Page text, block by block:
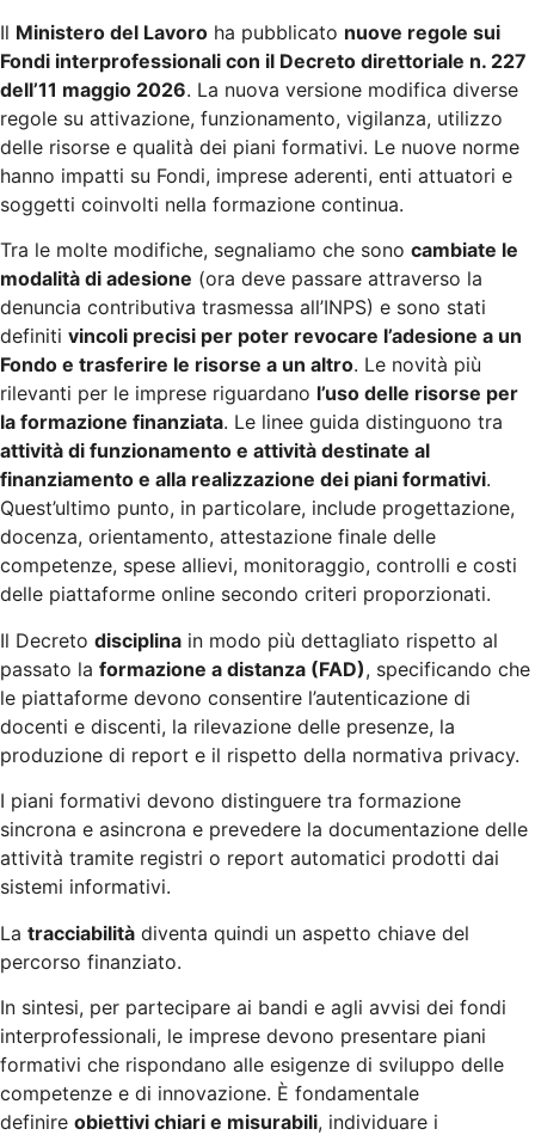
Il Ministero del Lavoro ha pubblicato nuove regole sui
Fondi interprofessionali con il Decreto direttoriale n. 227
dell’11 maggio 2026. La nuova versione modifica diverse
regole su attivazione, funzionamento, vigilanza, utilizzo
delle risorse e qualità dei piani formativi. Le nuove norme
hanno impatti su Fondi, imprese aderenti, enti attuatori e
soggetti coinvolti nella formazione continua.
Tra le molte modifiche, segnaliamo che sono cambiate le
modalità di adesione (ora deve passare attraverso la
denuncia contributiva trasmessa all’INPS) e sono stati
definiti vincoli precisi per poter revocare l’adesione a un
Fondo e trasferire le risorse a un altro. Le novità più
rilevanti per le imprese riguardano l’uso delle risorse per
la formazione finanziata. Le linee guida distinguono tra
attività di funzionamento e attività destinate al
finanziamento e alla realizzazione dei piani formativi.
Quest’ultimo punto, in particolare, include progettazione,
docenza, orientamento, attestazione finale delle
competenze, spese allievi, monitoraggio, controlli e costi
delle piattaforme online secondo criteri proporzionati.
Il Decreto disciplina in modo più dettagliato rispetto al
passato la formazione a distanza (FAD), specificando che
le piattaforme devono consentire l’autenticazione di
docenti e discenti, la rilevazione delle presenze, la
produzione di report e il rispetto della normativa privacy.
I piani formativi devono distinguere tra formazione
sincrona e asincrona e prevedere la documentazione delle
attività tramite registri o report automatici prodotti dai
sistemi informativi.
La tracciabilità diventa quindi un aspetto chiave del
percorso finanziato.
In sintesi, per partecipare ai bandi e agli avvisi dei fondi
interprofessionali, le imprese devono presentare piani
formativi che rispondano alle esigenze di sviluppo delle
competenze e di innovazione. È fondamentale
definire obiettivi chiari e misurabili, individuare i